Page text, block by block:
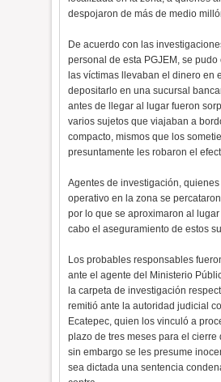
despojaron de más de medio
De acuerdo con las
personal de esta PGJEM, se pudo
las víctimas llevaban el dinero en
depositarlo en una sucursal
antes de llegar al lugar fueron
varios sujetos que viajaban a
compacto, mismos que los
presuntamente les robaron el
Agentes de investigación,
operativo en la zona se
por lo que se aproximaron al
cabo el aseguramiento de estos
Los probables responsables
ante el agente del Ministerio
la carpeta de investigación
remitió ante la autoridad judicial
Ecatepec, quien los vinculó a
plazo de tres meses para el cierre
sin embargo se les presume
sea dictada una sentencia